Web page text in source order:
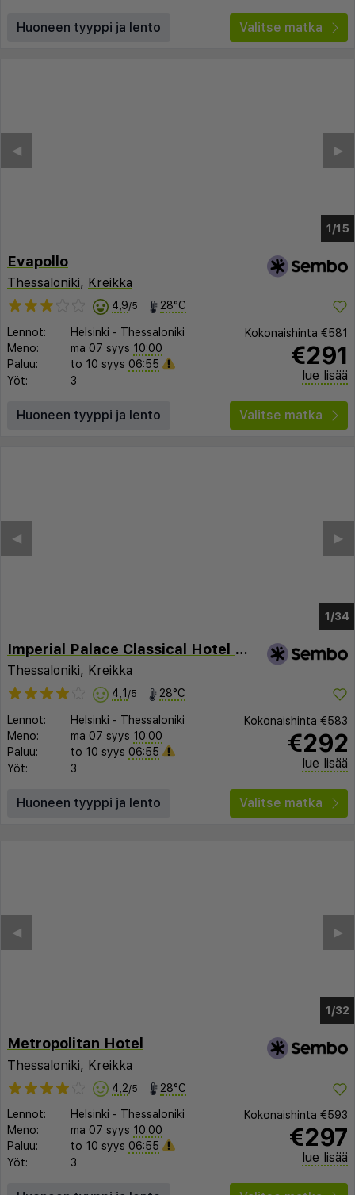
Huoneen tyyppi ja lento Valitse matka
1/10
▶︎
◀︎
Evapollo
Thessaloniki, Kreikka
4,9/5 28°C
Lennot: Helsinki - Thessaloniki
Meno:
ma 07 syys 10:00
Paluu:
to 10 syys 06:55
Yöt:
3
Kokonaishinta €581
€291
lue lisää
Huoneen tyyppi ja lento Valitse matka
1/30
▶︎
◀︎
Imperial Palace Classical Hotel Thessaloniki
Thessaloniki, Kreikka
4,1 /5 28°C
Lennot: Helsinki - Thessaloniki
Meno:
ma 07 syys 10:00
Paluu:
to 10 syys 06:55
Yöt:
3
Kokonaishinta €583
€292
lue lisää
Huoneen tyyppi ja lento Valitse matka
1/28
▶︎
◀︎
Metropolitan Hotel
Thessaloniki, Kreikka
4,2/5 28°C
Lennot: Helsinki - Thessaloniki
Meno:
ma 07 syys 10:00
Paluu:
to 10 syys 06:55
Yöt:
3
Kokonaishinta €593
€297
lue lisää